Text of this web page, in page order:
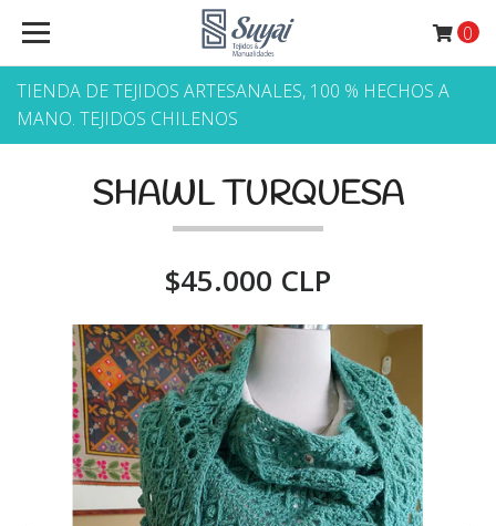
TIENDA DE TEJIDOS ARTESANALES, 100 % HECHOS A
MANO. TEJIDOS CHILENOS
0
SHAWL TURQUESA
$45.000 CLP